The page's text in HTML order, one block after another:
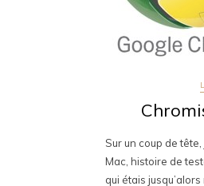
Sur un coup de
Mac, histoire de
qui étais